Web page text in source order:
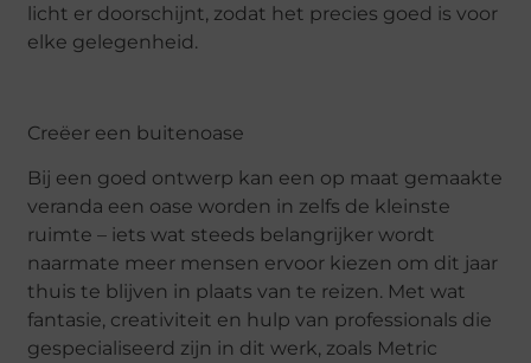
licht er doorschijnt, zodat het precies goed is voor
elke gelegenheid.
Creëer een buitenoase
Bij een goed ontwerp kan een op maat gemaakte
veranda een oase worden in zelfs de kleinste
ruimte – iets wat steeds belangrijker wordt
naarmate meer mensen ervoor kiezen om dit jaar
thuis te blijven in plaats van te reizen. Met wat
fantasie, creativiteit en hulp van professionals die
gespecialiseerd zijn in dit werk, zoals Metric